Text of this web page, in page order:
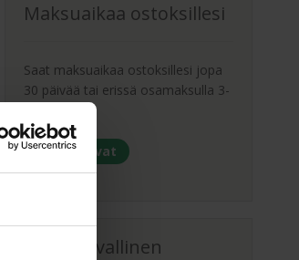
Maksuaikaa ostoksillesi
Saat maksuaikaa ostoksillesi jopa
30 päivää tai erissä osamaksulla 3-
Maksutavat
Oma turvallinen